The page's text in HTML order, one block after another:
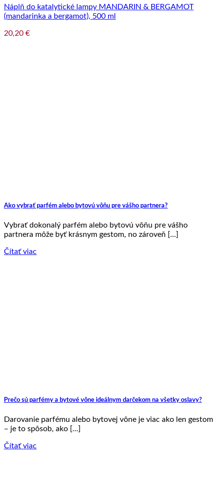
Náplň do katalytické lampy MANDARIN & BERGAMOT
(mandarinka a bergamot), 500 ml
20,20 €
Ako vybrať parfém alebo bytovú vôňu pre vášho partnera?
Vybrať dokonalý parfém alebo bytovú vôňu pre vášho
partnera môže byť krásnym gestom, no zároveň [...]
Čítať viac
Prečo sú parfémy a bytové vône ideálnym darčekom na všetky oslavy?
Darovanie parfému alebo bytovej vône je viac ako len gestom
– je to spôsob, ako [...]
Čítať viac